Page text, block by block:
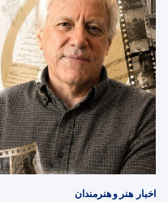
اخبار هنر و هنرمندان